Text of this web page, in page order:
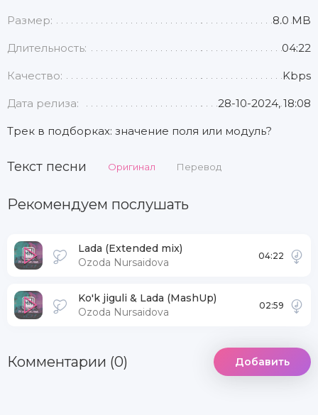
Размер: 8.0 MB
Длительность: 04:22
Качество: Kbps
Дата релиза: 28-10-2024, 18:08
Трек в подборках: значение поля или модуль?
Текст песни Оригинал Перевод
Рекомендуем послушать
Lada (Extended mix)
Ozoda Nursaidova
04:22
Ko'k jiguli & Lada (MashUp)
Ozoda Nursaidova
02:59
Комментарии (0) Добавить